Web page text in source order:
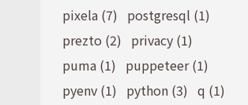
pixela (7)
postgresql (1)
prezto (2)
privacy (1)
puma (1)
puppeteer (1)
pyenv (1)
python (3) q (1)